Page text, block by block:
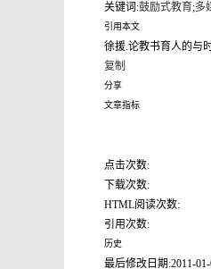
关键词:鼓励式教育;多
引用本文
徐援.论教书育人的与
复制
分享
文章指标
点击次数:
下载次数:
HTML阅读次数:
引用次数:
历史
最后修改日期:2011-